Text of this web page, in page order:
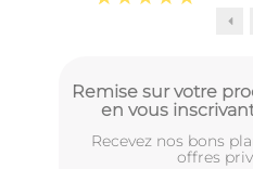
Remise sur votre
en vous
Recevez nos bons
offres